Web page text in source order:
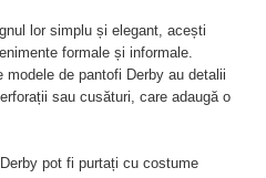
lor simplu și elegant, acești
formale și informale.
modele de pantofi Derby au detalii
sau cusături, care adaugă o
pot fi purtați cu costume